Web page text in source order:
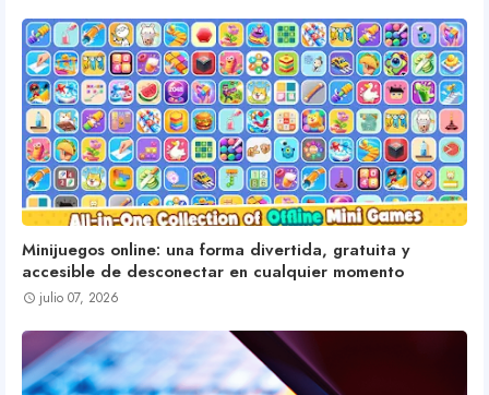
Minijuegos online: una forma divertida, gratuita y
accesible de desconectar en cualquier momento
julio 07, 2026